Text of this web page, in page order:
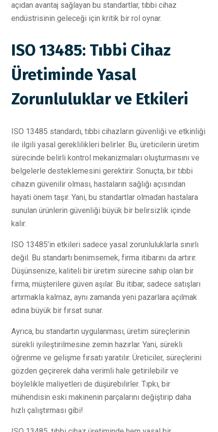
açıdan avantaj sağlayan bu standartlar, tıbbi cihaz
endüstrisinin geleceği için kritik bir rol oynar.
ISO 13485: Tıbbi Cihaz
Üretiminde Yasal
Zorunluluklar ve Etkileri
ISO 13485 standardı, tıbbi cihazların güvenliği ve etkinliği
ile ilgili yasal gereklilikleri belirler. Bu, üreticilerin üretim
sürecinde belirli kontrol mekanizmaları oluşturmasını ve
belgelerle desteklemesini gerektirir. Sonuçta, bir tıbbi
cihazın güvenilir olması, hastaların sağlığı açısından
hayati önem taşır. Yani, bu standartlar olmadan hastalara
sunulan ürünlerin güvenliği büyük bir belirsizlik içinde
kalır.
ISO 13485’in etkileri sadece yasal zorunluluklarla sınırlı
değil. Bu standartı benimsemek, firma itibarını da artırır.
Düşünsenize, kaliteli bir üretim sürecine sahip olan bir
firma, müşterilere güven aşılar. Bu itibar, sadece satışları
artırmakla kalmaz, aynı zamanda yeni pazarlara açılmak
adına büyük bir fırsat sunar.
Ayrıca, bu standartın uygulanması, üretim süreçlerinin
sürekli iyileştirilmesine zemin hazırlar. Yani, sürekli
öğrenme ve gelişme fırsatı yaratılır. Üreticiler, süreçlerini
gözden geçirerek daha verimli hale getirilebilir ve
böylelikle maliyetleri de düşürebilirler. Tıpkı, bir
mühendisin eski makinenin parçalarını değiştirip daha
hızlı çalıştırması gibi!